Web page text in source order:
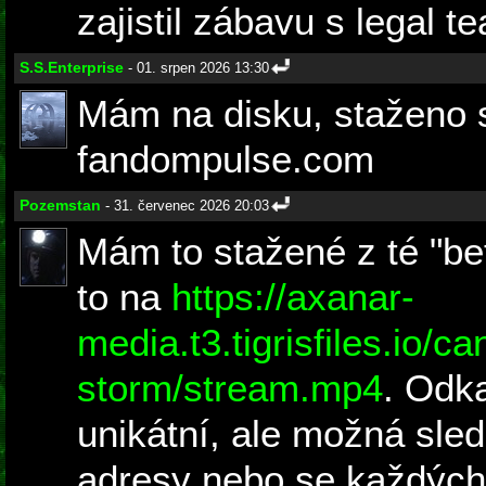
zajistil zábavu s legal
S.S.Enterprise - 01. srpen 2026 13:30
Mám na disku, staženo
fandompulse.com
Pozemstan - 31. červenec 2026 20:03
Mám to stažené z té
to na https://axanar-
media.t3.tigrisfiles.io/
storm/stream.mp4.
unikátní, ale možná